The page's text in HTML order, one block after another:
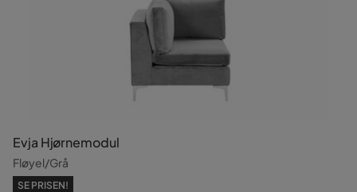
Evja Hjørnemodul
Fløyel/Grå
SE PRISEN!